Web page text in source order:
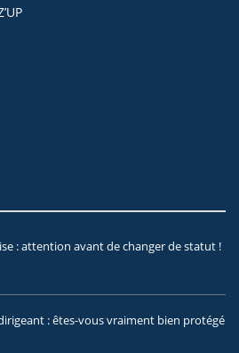
: attention avant de changer de statut !
: êtes-vous vraiment bien protégé